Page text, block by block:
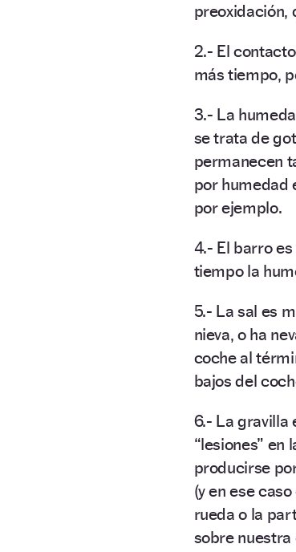
preoxidación,
2.- El
más tiempo,
3.- La
se trata de
permanecen
por humedad
por ejemplo.
4.- El barro
tiempo la
5.- La sal es
nieva, o ha
coche al
bajos del
6.- La gravilla
“lesiones” en
producirse
(y en ese
rueda o la
sobre